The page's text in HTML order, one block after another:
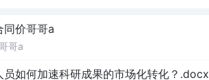
同价哥哥a
哥a
员如何加速科研成果的市场化转化？.docx